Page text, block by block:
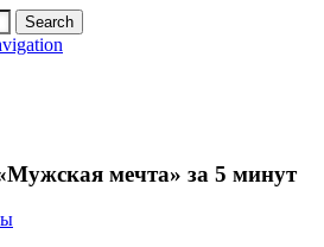
мечта» за 5 минут